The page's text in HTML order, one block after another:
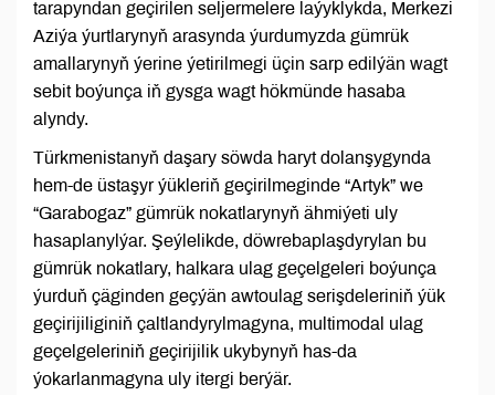
tarapyndan geçirilen seljermelere laýyklykda, Merkezi
Aziýa ýurtlarynyň arasynda ýurdumyzda gümrük
amallarynyň ýerine ýetirilmegi üçin sarp edilýän wagt
sebit boýunça iň gysga wagt hökmünde hasaba
alyndy.
Türkmenistanyň daşary söwda haryt dolanşygynda
hem-de üstaşyr ýükleriň geçirilmeginde “Artyk” we
“Garabogaz” gümrük nokatlarynyň ähmiýeti uly
hasaplanylýar. Şeýlelikde, döwrebaplaşdyrylan bu
gümrük nokatlary, halkara ulag geçelgeleri boýunça
ýurduň çäginden geçýän awtoulag serişdeleriniň ýük
geçirijiliginiň çaltlandyrylmagyna, multimodal ulag
geçelgeleriniň geçirijilik ukybynyň has-da
ýokarlanmagyna uly itergi berýär.